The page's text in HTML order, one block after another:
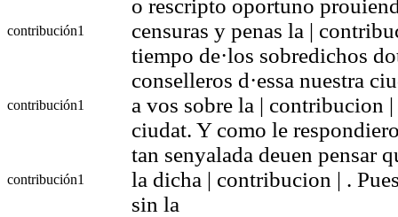
contribución1
o rescripto oportuno
censuras y penas la |
tiempo de·los sobredichos
contribución1
conselleros d·essa nuestra
a vos sobre la | contribucion
ciudat. Y como le
contribución1
tan senyalada deuen pensar
la dicha | contribucion | .
sin la